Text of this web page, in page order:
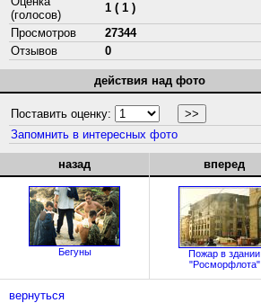
(голосов)
1 ( 1 )
Просмотров
27344
Отзывов
0
действия над фото
Поставить оценку:
Запомнить в интересных фото
назад
Бегуны
вперед
Пожар в здании
"Росморфлота"
вернуться